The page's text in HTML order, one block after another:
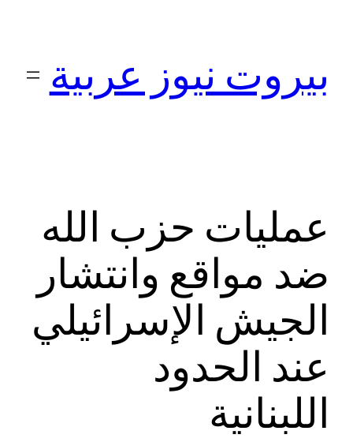
بيروت نيوز عربية
عمليات حزب الله
ضد مواقع وانتشار
الجيش الإسرائيلي
عند الحدود
اللبنانية